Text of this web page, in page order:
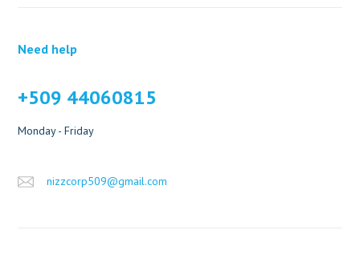
Need help
+509 44060815
Monday - Friday
nizzcorp509@gmail.com